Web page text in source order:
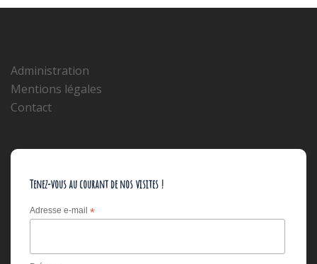
Administration
Mentions légales
Contact
Tenez-vous au courant de nos visites !
Adresse e-mail *